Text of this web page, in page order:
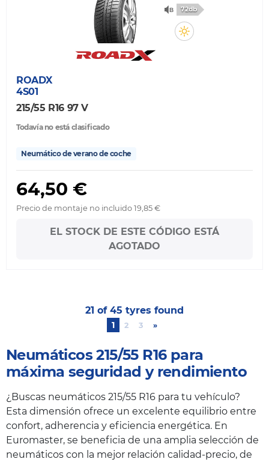
72db
ROADX
4S01
215/55 R16 97 V
Todavía no está clasificado
Neumático de verano de coche
64,50 €
Precio de montaje no incluido 19,85 €
EL STOCK DE ESTE CÓDIGO ESTÁ
AGOTADO
1 2 3 »
21 of 45 tyres found
Neumáticos 215/55 R16 para
máxima seguridad y rendimiento
¿Buscas neumáticos 215/55 R16 para tu vehículo?
Esta dimensión ofrece un excelente equilibrio entre
confort, adherencia y eficiencia energética. En
Euromaster, se beneficia de una amplia selección de
neumáticos con la mejor relación calidad-precio, de